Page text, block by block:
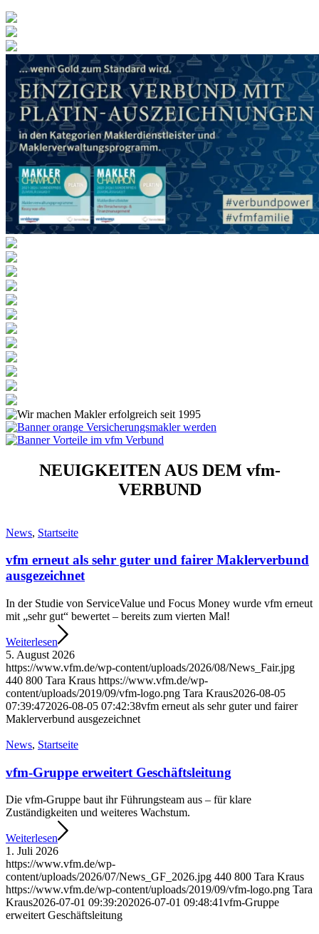
NEUIGKEITEN AUS DEM vfm-
VERBUND
News, Startseite
vfm erneut als sehr guter und fairer Maklerverbund
ausgezeichnet
In der Studie von ServiceValue und Focus Money wurde vfm erneut
mit „sehr gut“ bewertet – bereits zum vierten Mal!
Weiterlesen
5. August 2026
https://www.vfm.de/wp-content/uploads/2026/08/News_Fair.jpg
440 800 Tara Kraus https://www.vfm.de/wp-
content/uploads/2019/09/vfm-logo.png Tara Kraus2026-08-05
07:39:472026-08-05 07:42:38vfm erneut als sehr guter und fairer
Maklerverbund ausgezeichnet
News, Startseite
vfm-Gruppe erweitert Geschäftsleitung
Die vfm-Gruppe baut ihr Führungsteam aus – für klare
Zuständigkeiten und weiteres Wachstum.
Weiterlesen
1. Juli 2026
https://www.vfm.de/wp-
content/uploads/2026/07/News_GF_2026.jpg 440 800 Tara Kraus
https://www.vfm.de/wp-content/uploads/2019/09/vfm-logo.png Tara
Kraus2026-07-01 09:39:202026-07-01 09:48:41vfm-Gruppe
erweitert Geschäftsleitung